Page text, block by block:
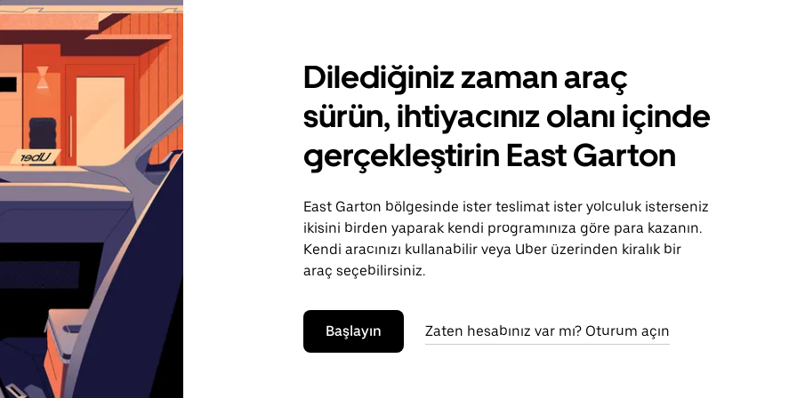
Dilediğiniz zaman araç
sürün, ihtiyacınız olanı içinde
gerçekleştirin East Garton
East Garton bölgesinde ister teslimat ister yolculuk isterseniz
ikisini birden yaparak kendi programınıza göre para kazanın.
Kendi aracınızı kullanabilir veya Uber üzerinden kiralık bir
araç seçebilirsiniz.
Başlayın Zaten hesabınız var mı? Oturum açın